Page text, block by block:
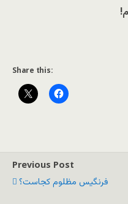
Share this:
Previous Post
فرنگیس مظلوم کجاست؟